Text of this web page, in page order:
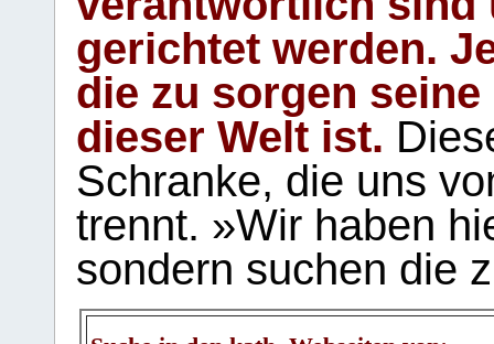
gerichtet werden.
die zu sorgen
dieser Welt ist.
Schranke, die uns
trennt. »Wir haben
sondern suchen die